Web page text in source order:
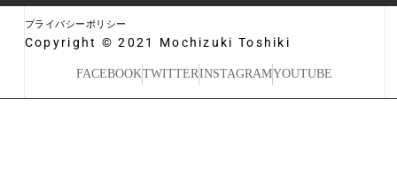
プライバシーポリシー
Copyright © 2021 Mochizuki Toshiki
FACEBOOKTWITTERINSTAGRAMYOUTUBE